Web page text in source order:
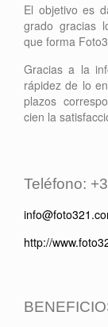
El objetivo es
grado gracias
que forma
Gracias a la
rápidez de lo
plazos
cien la
Teléfono:
http://